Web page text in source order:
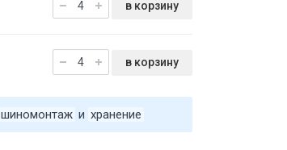
в корзину
в корзину
шиномонтаж и хранение